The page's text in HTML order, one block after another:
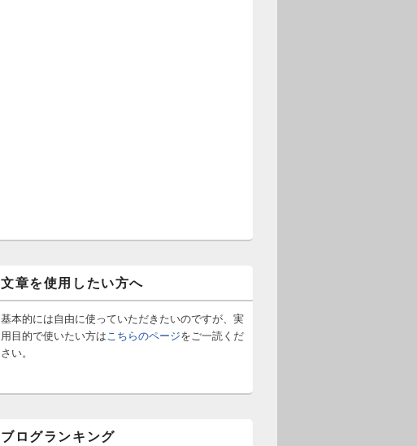
文章を使用したい方へ
基本的には自由に使っていただきたいのですが、実
用目的で使いたい方は こちらのページをご一読くだ
さい。
ブログランキング